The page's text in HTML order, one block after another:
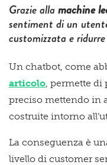
Grazie alla machine
sentiment di un
customizzata e
Un chatbot, come
articolo , permette
preciso mettendo in
costruite intorno
La conseguenza è
livello di customer